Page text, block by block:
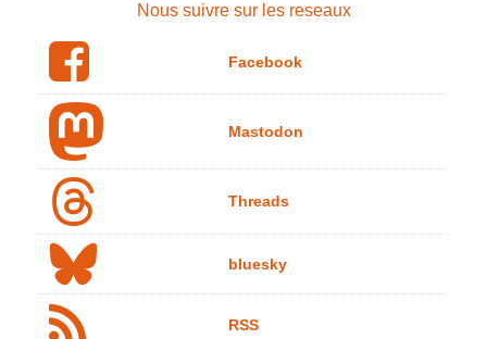
Nous suivre sur les reseaux
Facebook
Mastodon
Threads
bluesky
RSS